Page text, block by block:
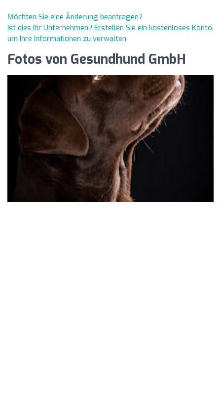
Möchten Sie eine Änderung beantragen?
Ist dies Ihr Unternehmen? Erstellen Sie ein kostenloses Konto,
um Ihre Informationen zu verwalten
Fotos von Gesundhund GmbH